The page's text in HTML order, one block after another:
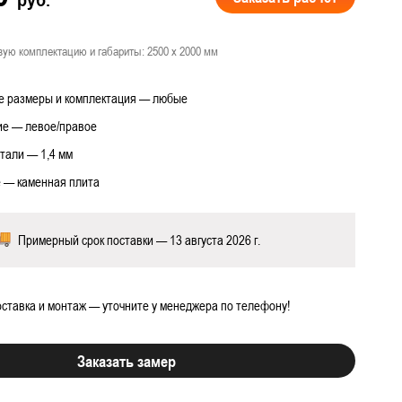
комплектацию и габариты: 2500 х 2000 мм
размеры и комплектация — любые
— левое/правое
— 1,4 мм
— каменная плита
Примерный срок поставки — 13 августа 2026 г.
и монтаж — уточните у менеджера по телефону!
Заказать замер